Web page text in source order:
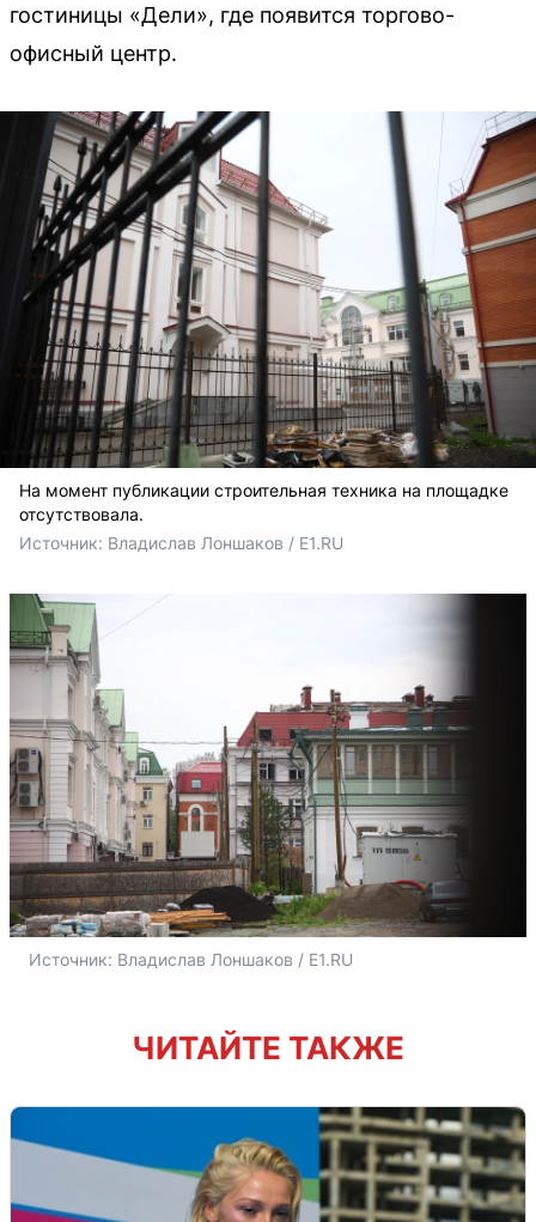
гостиницы «Дели», где появится торгово-
офисный центр.
На момент публикации строительная техника на площадке
отсутствовала.
Источник: Владислав Лоншаков / E1.RU
Источник: Владислав Лоншаков / E1.RU
ЧИТАЙТЕ ТАКЖЕ